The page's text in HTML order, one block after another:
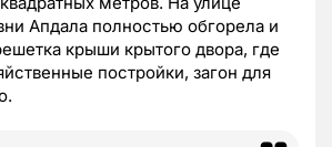
Апдала полностью обгорела и
крыши крытого двора, где
постройки, загон для